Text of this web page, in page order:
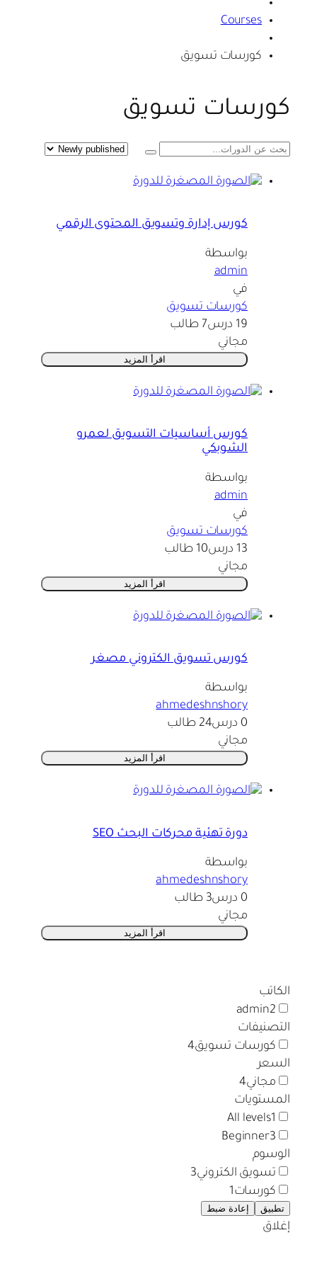
Courses
كورسات تسويق
كورسات تسويق
كورس إدارة وتسويق المحتوى الرقمي
بواسطة
admin
في
كورسات تسويق
19 درس
7 طالب
مجاني
اقرأ المزيد
كورس أساسيات التسويق لعمرو
الشوبكي
بواسطة
admin
في
كورسات تسويق
13 درس
10 طالب
مجاني
اقرأ المزيد
كورس تسويق الكتروني مصغر
بواسطة
ahmedeshnshory
0 درس
24 طالب
مجاني
اقرأ المزيد
دورة تهئية محركات البحث SEO
بواسطة
ahmedeshnshory
0 درس
3 طالب
مجاني
اقرأ المزيد
الكاتب
admin2
التصنيفات
كورسات تسويق4
السعر
مجاني4
المستويات
All levels1
Beginner3
الوسوم
تسويق الكتروني3
كورسات1
تطبيق إعادة ضبط
إغلاق